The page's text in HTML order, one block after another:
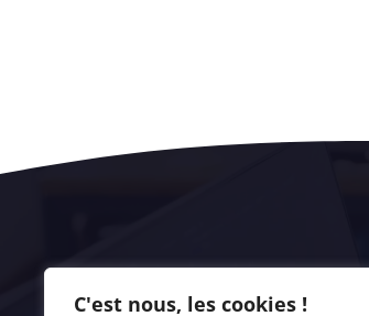
C'est nous, les cookies !